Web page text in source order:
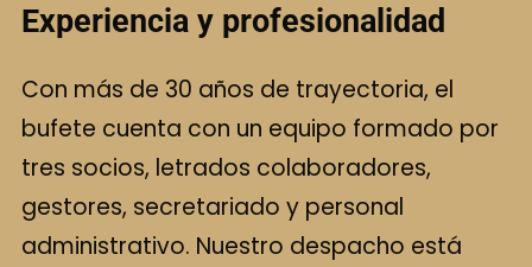
Experiencia y profesionalidad
Con más de 30 años de trayectoria, el
bufete cuenta con un equipo formado por
tres socios, letrados colaboradores,
gestores, secretariado y personal
administrativo. Nuestro despacho está